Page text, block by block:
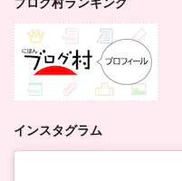
ブログ村ランキング
インスタグラム